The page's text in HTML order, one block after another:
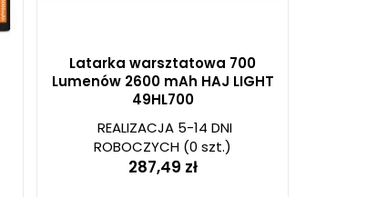
Latarka warsztatowa 700
Lumenów 2600 mAh HAJ LIGHT
49HL700
REALIZACJA 5-14 DNI
ROBOCZYCH (0 szt.)
287,49 zł